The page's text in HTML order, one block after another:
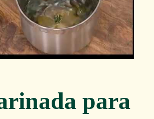
para